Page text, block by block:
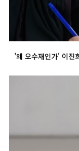
'왜 오수재인가' 이진